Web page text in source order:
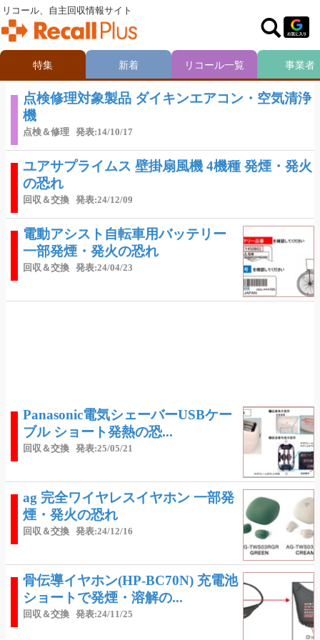
点検修理対象製品 ダイキンエアコン・空気清浄
機
点検＆修理 発表:14/10/17
ユアサプライムス 壁掛扇風機 4機種 発煙・発火
の恐れ
回収＆交換 発表:24/12/09
電動アシスト自転車用バッテリー
一部発煙・発火の恐れ
回収＆交換 発表:24/04/23
Panasonic電気シェーバーUSBケー
ブル ショート発熱の恐...
回収＆交換 発表:25/05/21
ag 完全ワイヤレスイヤホン 一部発
煙・発火の恐れ
回収＆交換 発表:24/12/16
骨伝導イヤホン(HP-BC70N) 充電池
ショートで発煙・溶解の...
回収＆交換 発表:24/11/25
リコール、自主回収情報サイト
特集 新着 リコール一覧 事業者